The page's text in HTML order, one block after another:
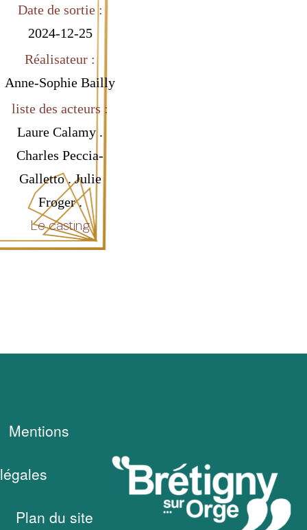
Date de sortie :
2024-12-25
Réalisateur :
Anne-Sophie Bailly
liste des acteurs :
Laure Calamy .
Charles Peccia-
Galletto . Julie
Froger .
Le casting
Mentions
légales
Plan du site